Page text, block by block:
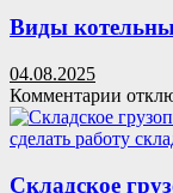
Виды
04.08.2025
Комментарии к
Виды
на
Складское